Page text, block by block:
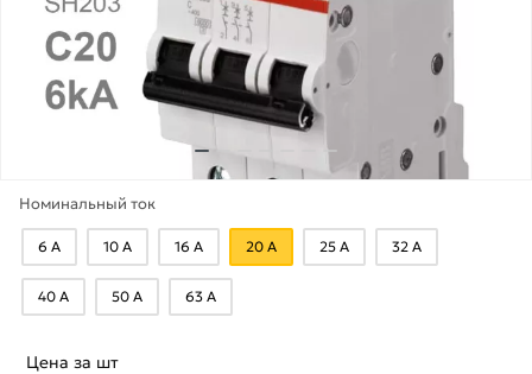
Номинальный ток
6 А 10 А 16 А 20 А 25 А 32 А
40 А 50 А 63 А
Цена за шт